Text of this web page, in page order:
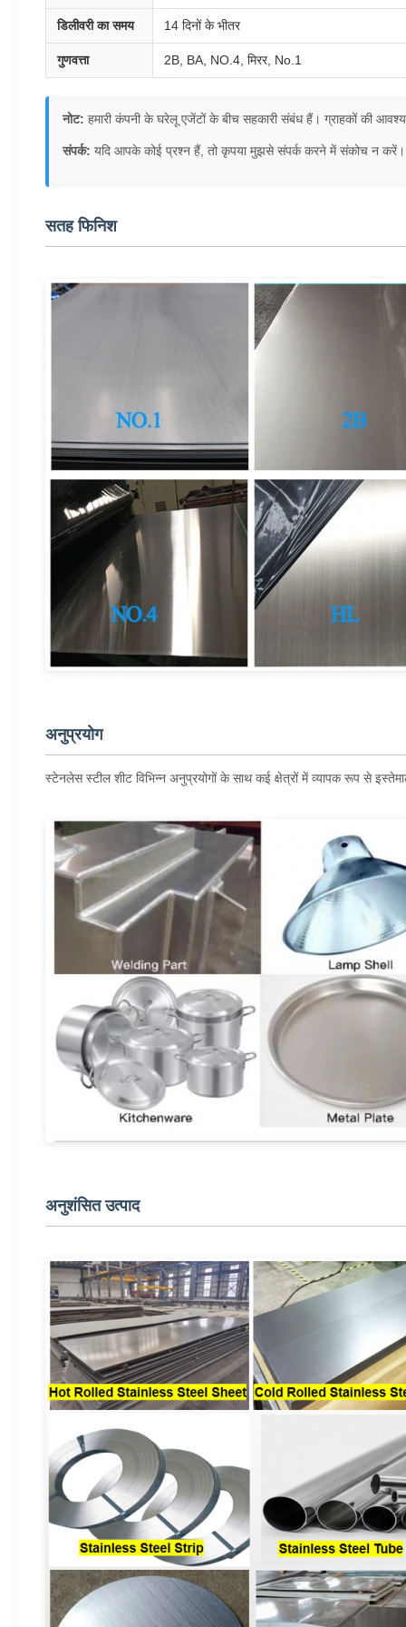
डिलीवरी का समय 14 दिनों के भीतर
गुणवत्ता 2B, BA, NO.4, मिरर, No.1
नोट: हमारी कंपनी के घरेलू एजेंटों के बीच सहकारी संबंध हैं। ग्राहकों की
संपर्क: यदि आपके कोई प्रश्न हैं, तो कृपया मुझसे संपर्क करने में संकोच न करें।
सतह फिनिश
अनुप्रयोग
स्टेनलेस स्टील शीट विभिन्न अनुप्रयोगों के साथ कई क्षेत्रों में व्यापक रूप से
अनुशंसित उत्पाद